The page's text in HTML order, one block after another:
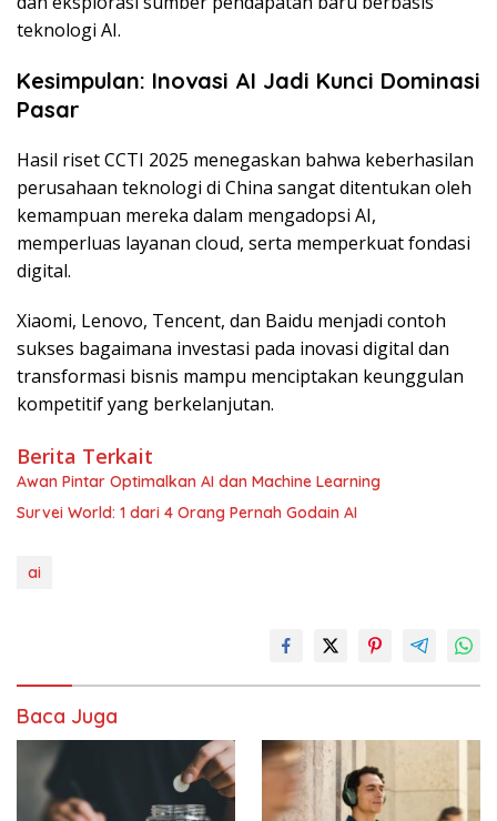
teknologi AI.
Kesimpulan: Inovasi AI Jadi Kunci Dominasi
Pasar
Hasil riset CCTI 2025 menegaskan bahwa keberhasilan
perusahaan teknologi di China sangat ditentukan oleh
kemampuan mereka dalam mengadopsi AI,
memperluas layanan cloud, serta memperkuat fondasi
digital.
Xiaomi, Lenovo, Tencent, dan Baidu menjadi contoh
sukses bagaimana investasi pada inovasi digital dan
transformasi bisnis mampu menciptakan keunggulan
kompetitif yang berkelanjutan.
Berita Terkait
Awan Pintar Optimalkan AI dan Machine Learning
Survei World: 1 dari 4 Orang Pernah Godain AI
ai
Baca Juga